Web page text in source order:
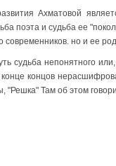
Ахматовой
поэта и судьба ее
современников. но и ее
судьба непонятного
конце концов
"Решка" Там об этом